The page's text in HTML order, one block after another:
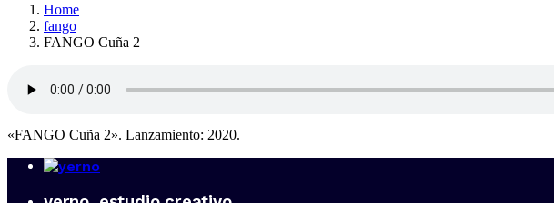
Home
fango
FANGO Cuña 2
«FANGO Cuña 2». Lanzamiento: 2020.